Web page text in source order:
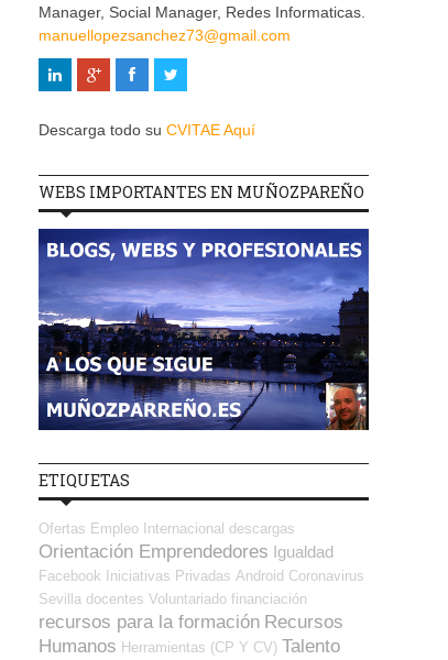
Manager, Social Manager, Redes Informaticas.
manuellopezsanchez73@gmail.com
Descarga todo su CVITAE Aquí
WEBS IMPORTANTES EN MUÑOZPAREÑO
ETIQUETAS
Ofertas Empleo Internacional descargas
Orientación Emprendedores Igualdad
Facebook Iniciativas Privadas Android Coronavirus
Sevilla docentes Voluntariado financiación
recursos para la formación Recursos
Humanos Herramientas (CP Y CV) Talento